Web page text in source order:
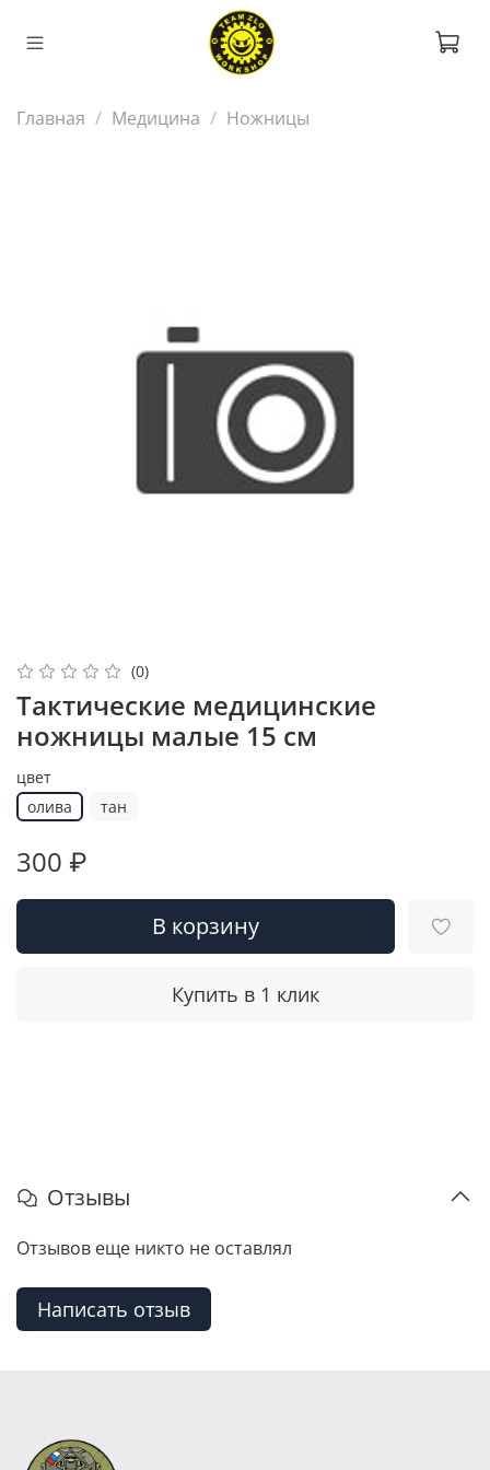
Главная Медицина Ножницы
(0)
Тактические медицинские
ножницы малые 15 см
цвет
олива
тан
300 ₽
В корзину
Купить в 1 клик
Отзывы
Отзывов еще никто не оставлял
Написать отзыв